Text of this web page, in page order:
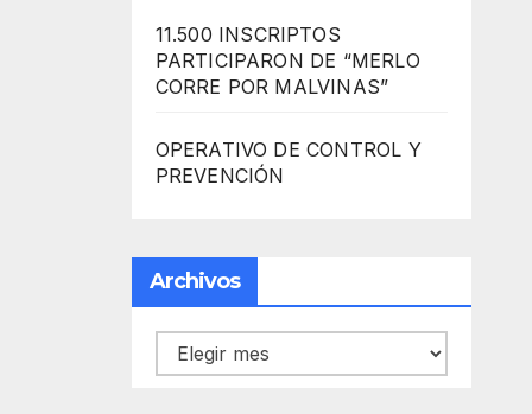
11.500 INSCRIPTOS
PARTICIPARON DE “MERLO
CORRE POR MALVINAS”
OPERATIVO DE CONTROL Y
PREVENCIÓN
Archivos
Archivos